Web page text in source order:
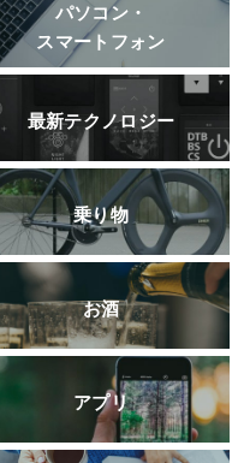
パソコン・
スマートフォン
最新テクノロジー
乗り物
お酒
アプリ